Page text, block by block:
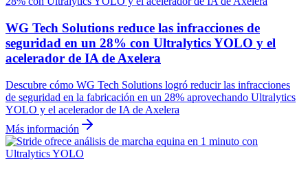
WG Tech Solutions reduce las infracciones de
seguridad en un 28% con Ultralytics YOLO y el
acelerador de IA de Axelera
Descubre cómo WG Tech Solutions logró reducir las infracciones
de seguridad en la fabricación en un 28% aprovechando Ultralytics
YOLO y el acelerador de IA de Axelera
Más información